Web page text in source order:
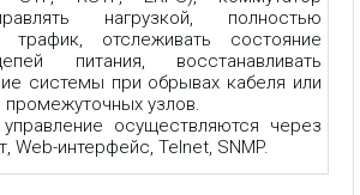
нагрузкой, полностью
трафик, отслеживать состояние
питания, восстанавливать
системы при обрывах кабеля или
промежуточных узлов.
осуществляются через
Web-интерфейс, Telnet, SNMP.